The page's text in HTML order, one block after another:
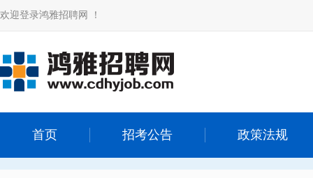
欢迎登录鸿雅招聘网 ！
首页 招考公告 政策法规